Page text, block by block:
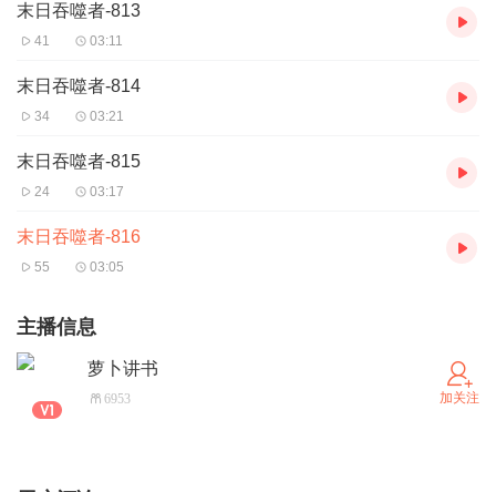
末日吞噬者-813
41 03:11
末日吞噬者-814
34 03:21
末日吞噬者-815
24 03:17
末日吞噬者-816
55 03:05
主播信息
萝卜讲书
6953 加关注